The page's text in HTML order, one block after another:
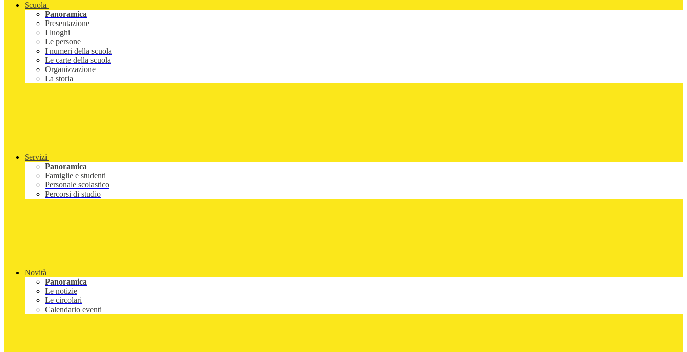
Scuola
Panoramica
Presentazione
I luoghi
Le persone
I numeri della scuola
Le carte della scuola
Organizzazione
La storia
Servizi
Panoramica
Famiglie e studenti
Personale scolastico
Percorsi di studio
Novità
Panoramica
Le notizie
Le circolari
Calendario eventi